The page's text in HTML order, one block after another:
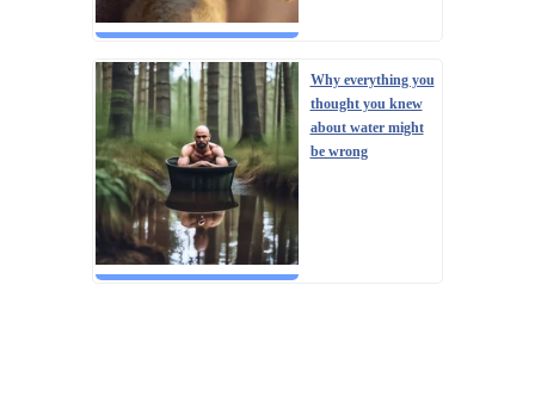
Why everything you
thought you knew
about water might
be wrong